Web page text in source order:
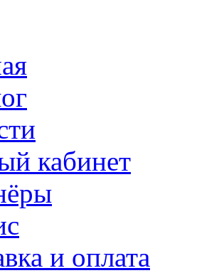
кабинет
и оплата